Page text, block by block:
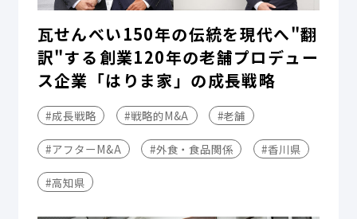
瓦せんべい150年の伝統を現代へ"翻
訳"する――創業120年の老舗プロデュー
ス企業「はりま家」の成長戦略
#成長戦略 #戦略的M&A #老舗
#アフターM&A #外食・食品関係 #香川県
#高知県